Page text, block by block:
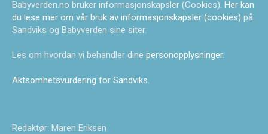
Babyverden.no bruker informasjonskapsler (Cookies). Her kan
du lese mer om vår bruk av informasjonskapsler (cookies) på
Sandviks og Babyverden sine siter.
Les om hvordan vi behandler dine personopplysninger.
Aktsomhetsvurdering for Sandviks
Redaktør: Maren Eriksen